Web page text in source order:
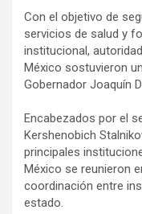
Con el objetivo de
servicios de salud y
institucional,
México sostuvieron
Gobernador Joaquín
Encabezados por el
Kershenobich
principales
México se reunieron
coordinación entre
estado.